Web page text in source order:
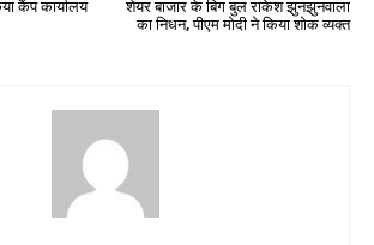
कैंप कार्यालय
शेयर बाजार के बिग बुल राकेश झुनझुनवाला
का निधन, पीएम मोदी ने किया शोक व्यक्त